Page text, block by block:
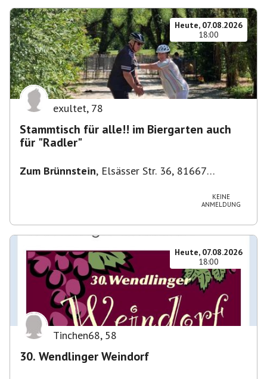
Heute, 07.08.2026
18:00
exultet, 78
Stammtisch für alle!! im Biergarten auch
für "Radler"
Zum Brünnstein, Elsässer Str. 36, 81667
KEINE
ANMELDUNG
Heute, 07.08.2026
18:00
Tinchen68, 58
30. Wendlinger Weindorf